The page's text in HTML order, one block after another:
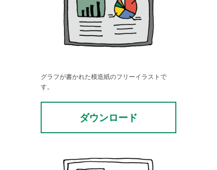
グラフが書かれた模造紙のフリーイラストで
す。
ダウンロード